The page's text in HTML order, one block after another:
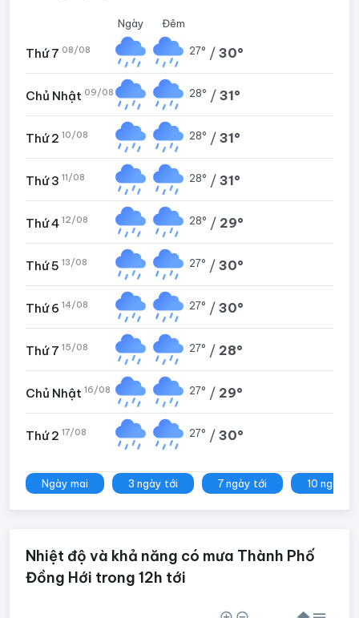
Ngày Đêm
Thứ 7 08/08 27° / 30°
Chủ Nhật 09/08 28° / 31°
Thứ 2 10/08 28° / 31°
Thứ 3 11/08 28° / 31°
Thứ 4 12/08 28° / 29°
Thứ 5 13/08 27° / 30°
Thứ 6 14/08 27° / 30°
Thứ 7 15/08 27° / 28°
Chủ Nhật 16/08 27° / 29°
Thứ 2 17/08 27° / 30°
Ngày mai 3 ngày tới 7 ngày tới 10 ngày
Nhiệt độ và khả năng có mưa Thành Phố
Đồng Hới trong 12h tới